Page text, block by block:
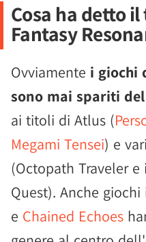
Cosa ha detto
Fantasy
Ovviamente i giochi
sono mai spariti
ai titoli di Atlus (
Megami Tensei) e
(Octopath Traveler
Quest). Anche
e Chained Echoes